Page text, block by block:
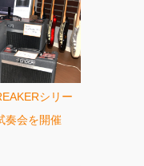
シリー
奏会を開催